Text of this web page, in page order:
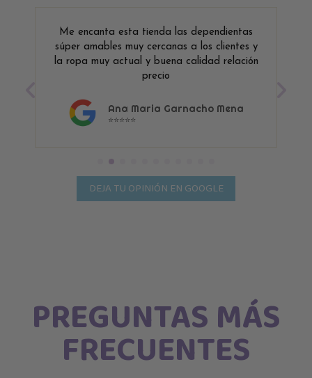
Me encanta esta tienda las dependientas
súper amables muy cercanas a los clientes y
la ropa muy actual y buena calidad relación
precio
Ana Maria Garnacho Mena
⭐⭐⭐⭐⭐
DEJA TU OPINIÓN EN GOOGLE
PREGUNTAS MÁS
FRECUENTES